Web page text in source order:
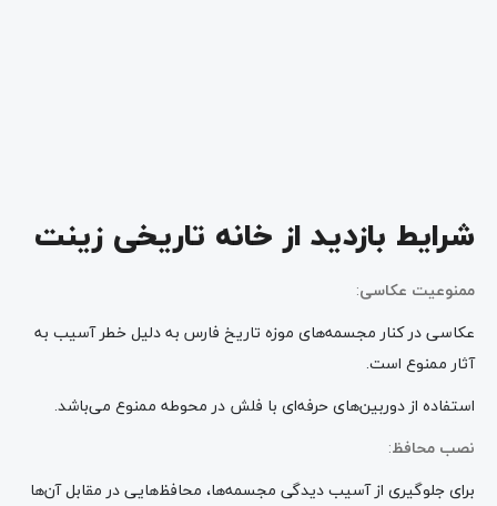
شرایط بازدید از خانه تاریخی زینت
ممنوعیت عکاسی:
عکاسی در کنار مجسمه‌های موزه تاریخ فارس به دلیل خطر آسیب به
آثار ممنوع است.
استفاده از دوربین‌های حرفه‌ای با فلش در محوطه ممنوع می‌باشد.
نصب محافظ:
برای جلوگیری از آسیب دیدگی مجسمه‌ها، محافظ‌هایی در مقابل آن‌ها